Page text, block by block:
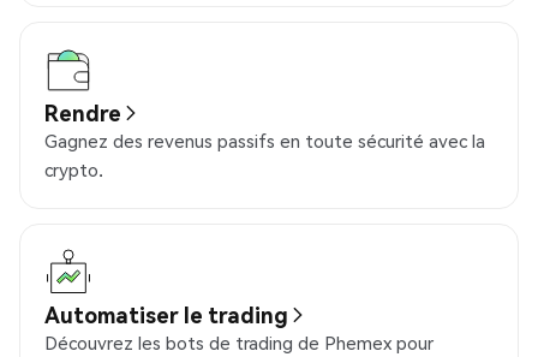
Rendre
Gagnez des revenus passifs en toute sécurité avec la
crypto.
Automatiser le trading
Découvrez les bots de trading de Phemex pour